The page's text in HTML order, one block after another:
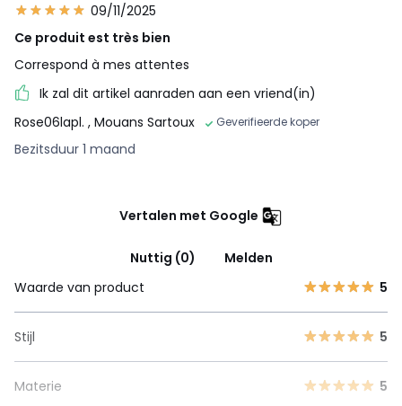
09/11/2025
Ce produit est très bien
Correspond à mes attentes
Ik zal dit artikel aanraden aan een vriend(in)
Rose06lapl. , Mouans Sartoux Geverifieerde koper
Bezitsduur 1 maand
Vertalen met Google
Nuttig (0)
Melden
Waarde van product
5
Stijl 5
Materie 5